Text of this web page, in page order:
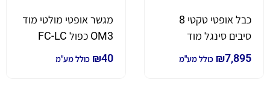
כבל אופטי טקטי 8
סיבים סינגל מוד
₪7,895 כולל מע"מ
מגשר אופטי מולטי מוד
OM3 כפול FC-LC
באורך 2 מטר
₪40 כולל מע"מ